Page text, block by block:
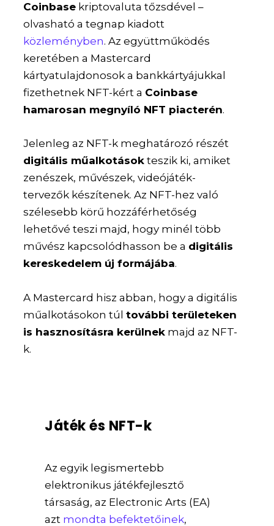
Coinbase kriptovaluta tőzsdével –
olvasható a tegnap kiadott
közleményben. Az együttműködés
keretében a Mastercard
kártyatulajdonosok a bankkártyájukkal
fizethetnek NFT-kért a Coinbase
hamarosan megnyíló NFT piacterén.
Jelenleg az NFT-k meghatározó részét
digitális műalkotások teszik ki, amiket
zenészek, művészek, videójáték-
tervezők készítenek. Az NFT-hez való
szélesebb körű hozzáférhetőség
lehetővé teszi majd, hogy minél több
művész kapcsolódhasson be a digitális
kereskedelem új formájába.
A Mastercard hisz abban, hogy a digitális
műalkotásokon túltovábbi területeken
is hasznosításra kerülnek majd az NFT-
k.
Játék és NFT-k
Az egyik legismertebb
elektronikus játékfejlesztő
társaság, az Electronic Arts (EA)
azt mondta befektetőinek,